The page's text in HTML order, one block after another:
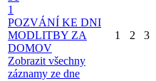
1
POZVÁNÍ KE DNI
MODLITBY ZA
DOMOV
Zobrazit všechny
záznamy ze dne
1 2 3